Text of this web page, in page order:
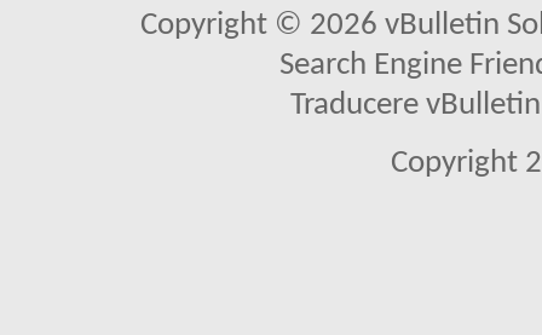
Copyright © 2026 vBulletin
Search Engine
Traducere
Copyright